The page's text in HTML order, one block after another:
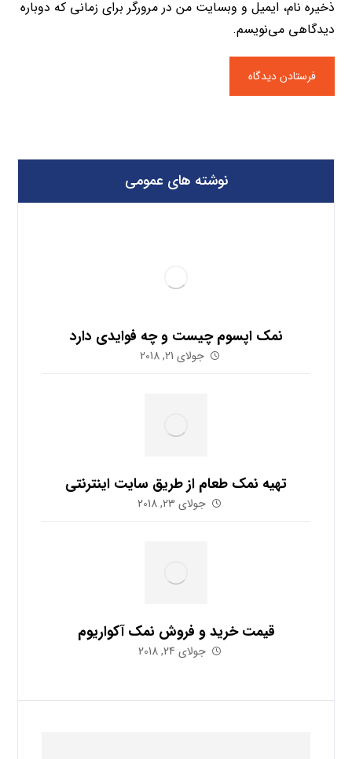
ذخیره نام، ایمیل و وبسایت من در مرورگر برای زمانی که دوباره
دیدگاهی می‌نویسم.
نوشته های عمومی
نمک اپسوم چیست و چه فوایدی دارد
جولای 21, 2018
تهیه نمک طعام از طریق سایت اینترنتی
جولای 23, 2018
قیمت خرید و فروش نمک آکواریوم
جولای 24, 2018